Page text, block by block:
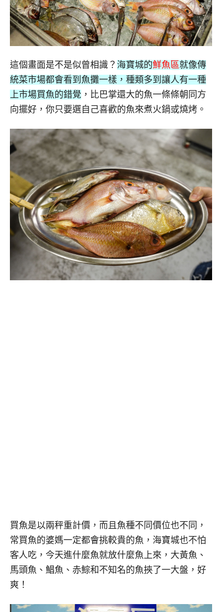
這個畫面是不是似曾相識？ 海寶城的鮮魚區就像傳
統菜市場都會看到魚攤一樣，種類多到讓人有一種
上市場買魚的錯覺 ，比巴掌還大的魚一條條朝同方
向擺好，你只要選自己喜歡的魚來煮火鍋或燒烤。
買魚是以兩秤重計價，而且魚種不同價位也不同，
常買魚的婆媽一定都會挑較貴的魚，海寶城也不怕
客人吃，今天進什麼魚就放什麼魚上來，大黃魚、
馬頭魚、鯧魚、赤鯮和不知名的魚挾了一大盤，好
爽！